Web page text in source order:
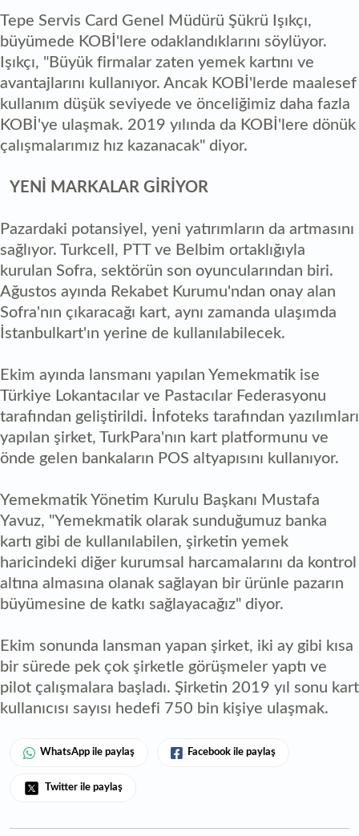
Tepe Servis Card Genel Müdürü Şükrü Işıkçı,
büyümede KOBİ'lere odaklandıklarını söylüyor.
Işıkçı, "Büyük firmalar zaten yemek kartını ve
avantajlarını kullanıyor. Ancak KOBİ'lerde maalesef
kullanım düşük seviyede ve önceliğimiz daha fazla
KOBİ'ye ulaşmak. 2019 yılında da KOBİ'lere dönük
çalışmalarımız hız kazanacak" diyor.
YENİ MARKALAR GİRİYOR
Pazardaki potansiyel, yeni yatırımların da artmasını
sağlıyor. Turkcell, PTT ve Belbim ortaklığıyla
kurulan Sofra, sektörün son oyuncularından biri.
Ağustos ayında Rekabet Kurumu'ndan onay alan
Sofra'nın çıkaracağı kart, aynı zamanda ulaşımda
İstanbulkart'ın yerine de kullanılabilecek.
Ekim ayında lansmanı yapılan Yemekmatik ise
Türkiye Lokantacılar ve Pastacılar Federasyonu
tarafından geliştirildi. İnfoteks tarafından yazılımları
yapılan şirket, TurkPara'nın kart platformunu ve
önde gelen bankaların POS altyapısını kullanıyor.
Yemekmatik Yönetim Kurulu Başkanı Mustafa
Yavuz, "Yemekmatik olarak sunduğumuz banka
kartı gibi de kullanılabilen, şirketin yemek
haricindeki diğer kurumsal harcamalarını da kontrol
altına almasına olanak sağlayan bir ürünle pazarın
büyümesine de katkı sağlayacağız" diyor.
Ekim sonunda lansman yapan şirket, iki ay gibi kısa
bir sürede pek çok şirketle görüşmeler yaptı ve
pilot çalışmalara başladı. Şirketin 2019 yıl sonu kart
kullanıcısı sayısı hedefi 750 bin kişiye ulaşmak.
WhatsApp ile paylaş Facebook ile paylaş
Twitter ile paylaş